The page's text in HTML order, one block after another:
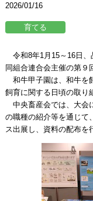
2026/01/16
令和8年1月15～16日
同組合連合会主催の第９
和牛甲子園は、和牛を
飼育に関する日頃の取り
中央畜産会では、大会
の職種の紹介等を通じて
ス出展し、資料の配布を